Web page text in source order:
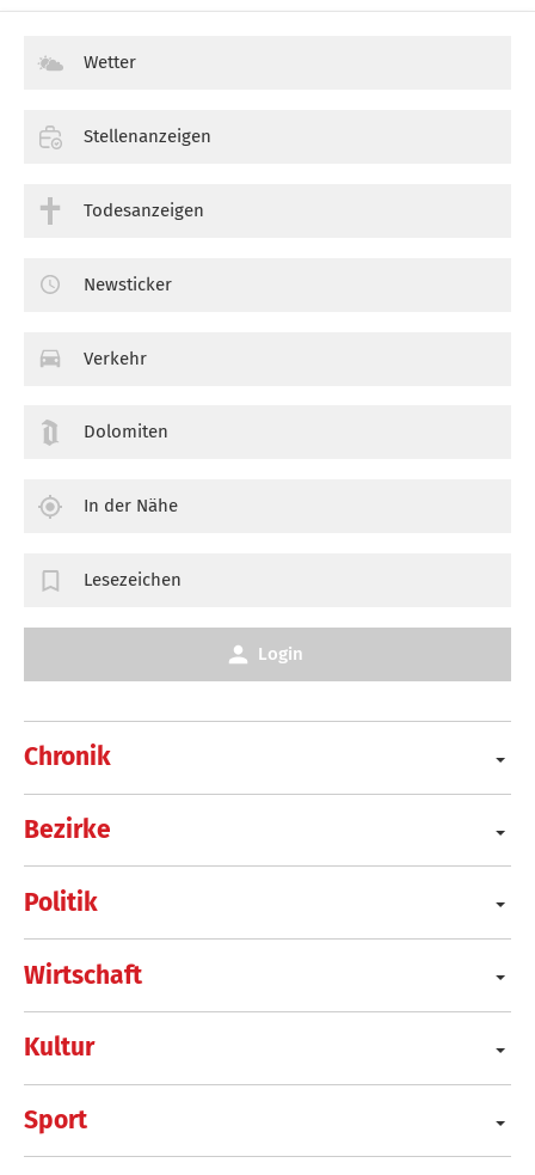
Chronik
Bezirke
Politik
Wirtschaft
Kultur
Sport
Wetter
Stellenanzeigen
Todesanzeigen
Newsticker
Verkehr
Dolomiten
In der Nähe
Lesezeichen
Login